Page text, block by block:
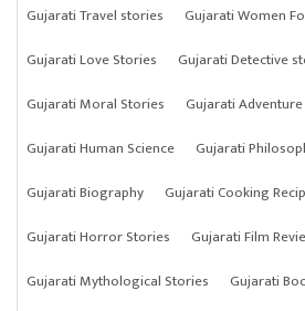
Gujarati Travel stories
Gujarati Women
Gujarati Love Stories
Gujarati Detective
Gujarati Moral Stories
Gujarati
Gujarati Human Science
Gujarati
Gujarati Biography
Gujarati Cooking
Gujarati Horror Stories
Gujarati Film
Gujarati Mythological Stories
Gujarati